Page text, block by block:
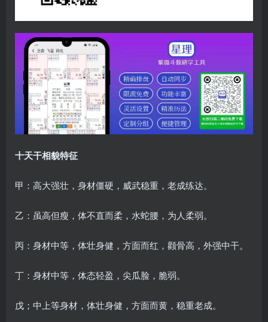
十天干相貌特征
甲：高大强壮，身材僵硬，威武稳重，老成练达。
乙：虽高但瘦，体不直而柔，水蛇腰，为人柔弱。
丙：身材中等，体壮身健，方面而红，颧骨高，外强中干。
丁：身材中等，体态轻盈，尖瓜脸，脆弱。
戊；中上等身材，体壮身健，方面而黄，稳重老成。